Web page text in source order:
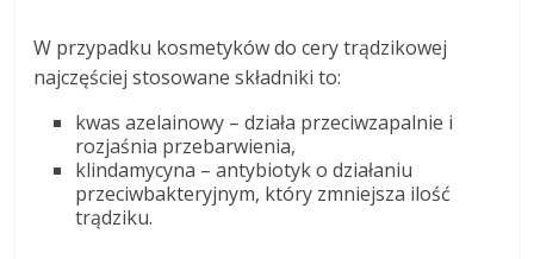
W przypadku kosmetyków do cery trądzikowej
najczęściej stosowane składniki to:
kwas azelainowy – działa przeciwzapalnie i
rozjaśnia przebarwienia,
klindamycyna – antybiotyk o działaniu
przeciwbakteryjnym, który zmniejsza ilość
trądziku.